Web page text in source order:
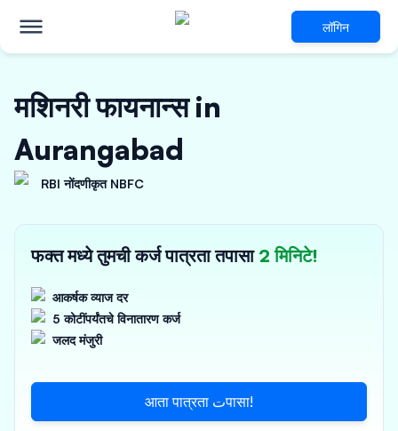
लॉगिन
मशिनरी फायनान्स in
Aurangabad
RBI नोंदणीकृत NBFC
फक्त मध्ये तुमची कर्ज पात्रता तपासा 2 मिनिटे!
आकर्षक व्याज दर
5 कोटींपर्यंतचे विनातारण कर्ज
जलद मंजुरी
आता पात्रता تपासा!